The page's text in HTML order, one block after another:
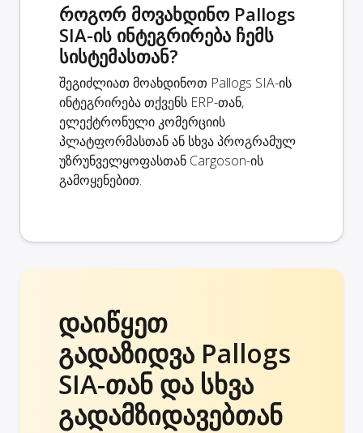
როგორ მოვახდინო Pallogs
SIA-ის ინტეგრირება ჩემს
სისტემასთან?
შეგიძლიათ მოახდინოთ Pallogs SIA-ის
ინტეგრირება თქვენს ERP-თან,
ელექტრონული კომერციის
პლატფორმასთან ან სხვა პროგრამულ
უზრუნველყოფასთან Cargoson-ის
გამოყენებით.
დაიწყეთ
გადაზიდვა Pallogs
SIA-თან და სხვა
გადამზიდავებთან